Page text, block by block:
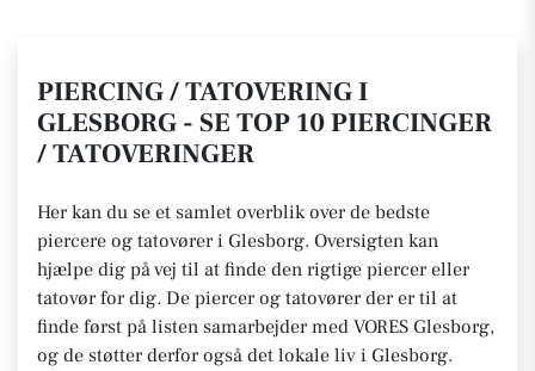
PIERCING / TATOVERING I
GLESBORG - SE TOP 10 PIERCINGER
/ TATOVERINGER
Her kan du se et samlet overblik over de bedste
piercere og tatovører i Glesborg. Oversigten kan
hjælpe dig på vej til at finde den rigtige piercer eller
tatovør for dig. De piercer og tatovører der er til at
finde først på listen samarbejder med VORES Glesborg,
og de støtter derfor også det lokale liv i Glesborg.